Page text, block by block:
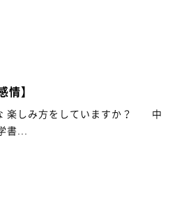
情】
楽しみ方をしていますか？ 中
書...